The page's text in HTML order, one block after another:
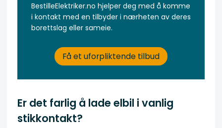
BestilleElektriker.no hjelper deg med å komme
i kontakt med en tilbyder i nærheten av deres
borettslag eller sameie.
Få et uforpliktende tilbud
Er det farlig å lade elbil i vanlig
stikkontakt?